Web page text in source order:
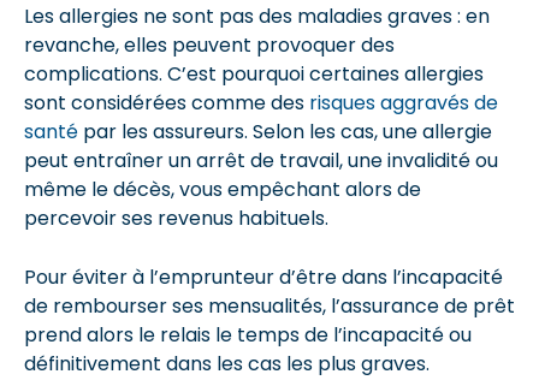
Les allergies ne sont pas des maladies graves : en
revanche, elles peuvent provoquer des
complications. C’est pourquoi certaines allergies
sont considérées comme des risques aggravés de
santé par les assureurs. Selon les cas, une allergie
peut entraîner un arrêt de travail, une invalidité ou
même le décès, vous empêchant alors de
percevoir ses revenus habituels.
Pour éviter à l’emprunteur d’être dans l’incapacité
de rembourser ses mensualités, l’assurance de prêt
prend alors le relais le temps de l’incapacité ou
définitivement dans les cas les plus graves.